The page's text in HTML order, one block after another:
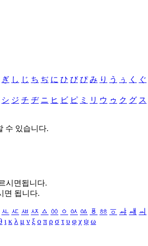
ぎ し じ ち ぢ に ひ び ぴ み り う ぅ く ぐ
シ ジ チ ヂ ニ ヒ ビ ピ ミ リ ウ ゥ ク グ ス
수 있습니다.
시면됩니다.
면 됩니다.
ㅻ ㅼ ㅽ ㅾ ㅿ ㆀ ㆁ ㆂ ㆃ ㆄ ㆅ ㆆ ㆇ ㆈ ㆉ
ι κ λ μ ν ξ ο π ρ σ τ υ φ χ ψ ω